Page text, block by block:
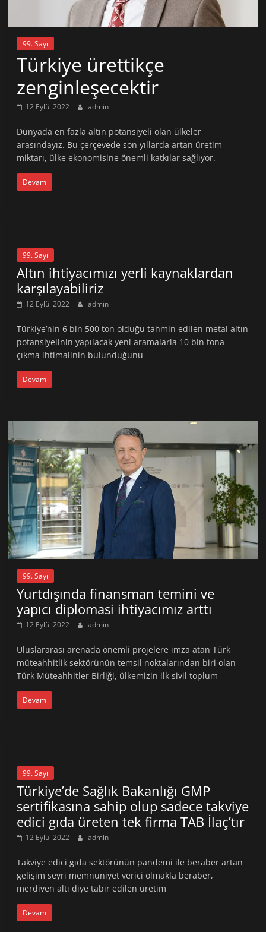
99. Sayı
Türkiye ürettikçe
zenginleşecektir
12 Eylül 2022 admin
Dünyada en fazla altın potansiyeli olan ülkeler
arasındayız. Bu çerçevede son yıllarda artan üretim
miktarı, ülke ekonomisine önemli katkılar sağlıyor.
Devam
99. Sayı
Altın ihtiyacımızı yerli kaynaklardan
karşılayabiliriz
12 Eylül 2022 admin
Türkiye’nin 6 bin 500 ton olduğu tahmin edilen metal altın
potansiyelinin yapılacak yeni aramalarla 10 bin tona
çıkma ihtimalinin bulunduğunu
Devam
99. Sayı
Yurtdışında finansman temini ve
yapıcı diplomasi ihtiyacımız arttı
12 Eylül 2022 admin
Uluslararası arenada önemli projelere imza atan Türk
müteahhitlik sektörünün temsil noktalarından biri olan
Türk Müteahhitler Birliği, ülkemizin ilk sivil toplum
Devam
99. Sayı
Türkiye’de Sağlık Bakanlığı GMP
sertifikasına sahip olup sadece takviye
edici gıda üreten tek firma TAB İlaç’tır
12 Eylül 2022 admin
Takviye edici gıda sektörünün pandemi ile beraber artan
gelişim seyri memnuniyet verici olmakla beraber,
merdiven altı diye tabir edilen üretim
Devam